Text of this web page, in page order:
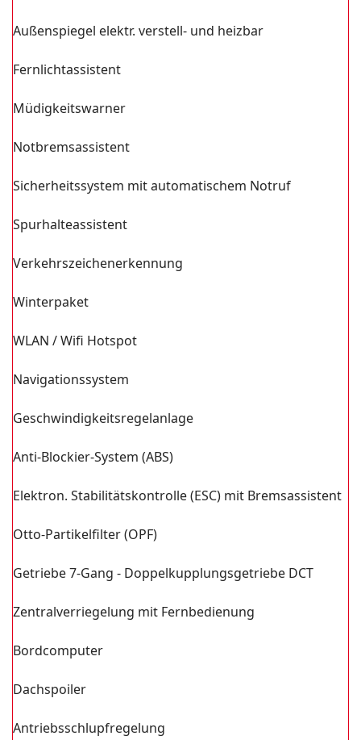
Außenspiegel elektr. verstell- und heizbar
Fernlichtassistent
Müdigkeitswarner
Notbremsassistent
Sicherheitssystem mit automatischem Notruf
Spurhalteassistent
Verkehrszeichenerkennung
Winterpaket
WLAN / Wifi Hotspot
Navigationssystem
Geschwindigkeitsregelanlage
Anti-Blockier-System (ABS)
Elektron. Stabilitätskontrolle (ESC) mit Bremsassistent
Otto-Partikelfilter (OPF)
Getriebe 7-Gang - Doppelkupplungsgetriebe DCT
Zentralverriegelung mit Fernbedienung
Bordcomputer
Dachspoiler
Antriebsschlupfregelung